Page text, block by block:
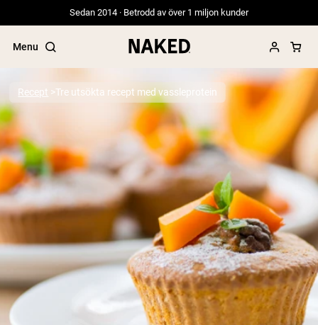
Sedan 2014 · Betrodd av över 1 miljon kunder
Menu
Populära söktermer
”Protein Powder“
”Overnight Oats“
”Vegan protein“
”Collagen“
PROTEIN POWDERSBest Seller
Gräsbetat vassleprotein
Vassleisolat från gräsbetande djur
Getproteinpulver från get
Micellärt kasein
Recept Tre utsökta recept med vassleprotein